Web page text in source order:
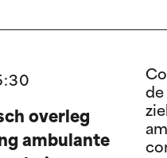
overleg
ambulante
de